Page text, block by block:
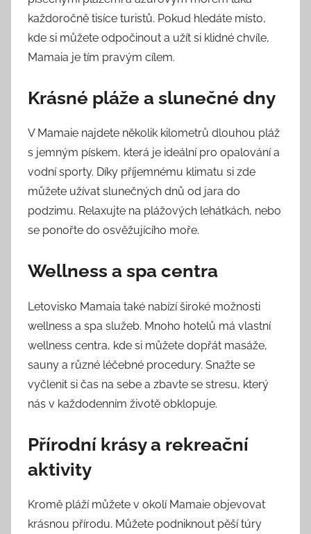
každoročně tisíce turistů. Pokud hledáte místo,
kde si můžete odpočinout a užít si klidné chvíle,
Mamaia je tím pravým cílem.
Krásné pláže a slunečné dny
V Mamaie najdete několik kilometrů dlouhou pláž
s jemným pískem, která je ideální pro opalování a
vodní sporty. Díky příjemnému klimatu si zde
můžete užívat slunečných dnů od jara do
podzimu. Relaxujte na plážových lehátkách, nebo
se ponořte do osvěžujícího moře.
Wellness a spa centra
Letovisko Mamaia také nabízí široké možnosti
wellness a spa služeb. Mnoho hotelů má vlastní
wellness centra, kde si můžete dopřát masáže,
sauny a různé léčebné procedury. Snažte se
vyčlenit si čas na sebe a zbavte se stresu, který
nás v každodenním životě obklopuje.
Přírodní krásy a rekreační
aktivity
Kromě pláží můžete v okolí Mamaie objevovat
krásnou přírodu. Můžete podniknout pěší túry